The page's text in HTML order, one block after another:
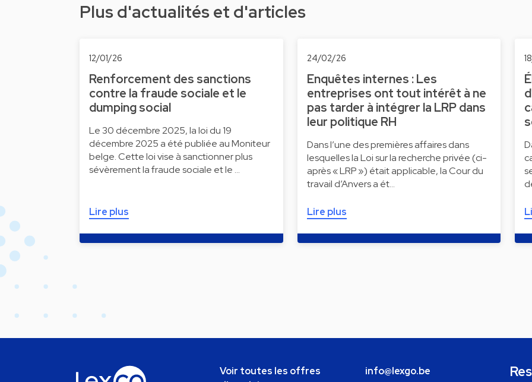
Plus d'actualités et d'articles
12/01/26
Renforcement des sanctions
contre la fraude sociale et le
dumping social
Le 30 décembre 2025, la loi du 19
décembre 2025 a été publiée au Moniteur
belge. Cette loi vise à sanctionner plus
sévèrement la fraude sociale et le …
Lire plus
24/02/26
Enquêtes internes : Les
entreprises ont tout intérêt à ne
pas tarder à intégrer la LRP dans
leur politique RH
Dans l’une des premières affaires dans
lesquelles la Loi sur la recherche privée (ci-
après « LRP ») était applicable, la Cour du
travail d’Anvers a ét…
Lire plus
Voir toutes les offres
info@lexgo.be